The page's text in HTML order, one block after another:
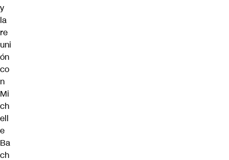
y
la
re
uni
ón
co
n
Mi
ch
ell
e
Ba
ch